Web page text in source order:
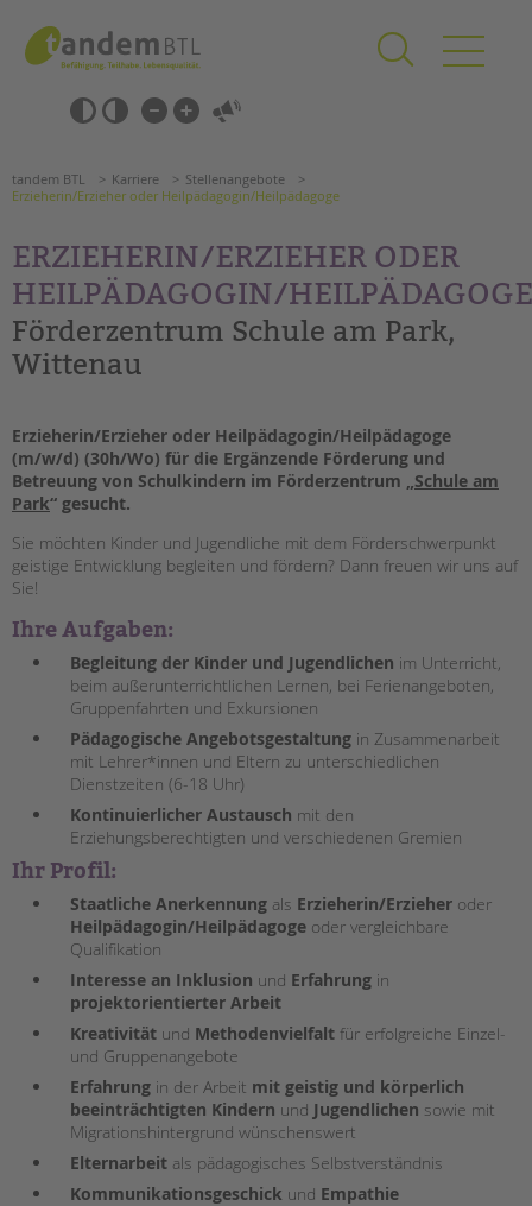
springen
Barrierefrei-
Einstellungen
überspringen
überspringen
KITA & FRÜHE HILFEN
SCHULE & GANZTAG
Grundschulen
Oberschulen
Förderzentren
Schulbezogene Sozialarbeit
Tagesgruppen
HILFEN ZUR ERZIEHUNG
EINGLIEDERUNGSHILFE
BETREUTES WOHNEN
TANDEM BTL AKADEMIE
Zertfikatskurse
Seminarkalender
Seminarräume
STADTTEILARBEIT
Bereiche im Überblick
Kinder- und Jugendschutz
Unsere Videos
Gesellschafter VdK
schoolcoach BTL
tandem international
KARRIERE
Stellenangebote
tandem als Arbeitgeberin
tandem BTL Karriere
Stellenangebote
Erzieherin/Erzieher oder Heilpädagogin/Heilpädagoge
ERZIEHERIN/ERZIEHER ODER
HEILPÄDAGOGIN/HEILPÄDAGOGE
Förderzentrum Schule am Park,
Wittenau
Erzieherin/Erzieher oder Heilpädagogin/Heilpädagoge
(m/w/d) (30h/Wo) für die Ergänzende Förderung und
Betreuung von Schulkindern im Förderzentrum „ Schule am
Park“ gesucht.
Sie möchten Kinder und Jugendliche mit dem Förderschwerpunkt
geistige Entwicklung begleiten und fördern? Dann freuen wir uns auf
Sie!
Ihre Aufgaben:
Begleitung der Kinder und Jugendlichen im Unterricht,
beim außerunterrichtlichen Lernen, bei Ferienangeboten,
Gruppenfahrten und Exkursionen
Pädagogische Angebotsgestaltung in Zusammenarbeit
mit Lehrer*innen und Eltern zu unterschiedlichen
Dienstzeiten (6-18 Uhr)
Kontinuierlicher Austausch mit den
Erziehungsberechtigten und verschiedenen Gremien
Ihr Profil:
Staatliche Anerkennung als Erzieherin/Erzieher oder
Heilpädagogin/Heilpädagoge oder vergleichbare
Qualifikation
Interesse an Inklusion und Erfahrung in
projektorientierter Arbeit
Kreativität und Methodenvielfalt für erfolgreiche Einzel-
und Gruppenangebote
Erfahrung in der Arbeit mit geistig und körperlich
beeinträchtigten Kindern und Jugendlichen sowie mit
Migrationshintergrund wünschenswert
Elternarbeit als pädagogisches Selbstverständnis
Kommunikationsgeschick und Empathie